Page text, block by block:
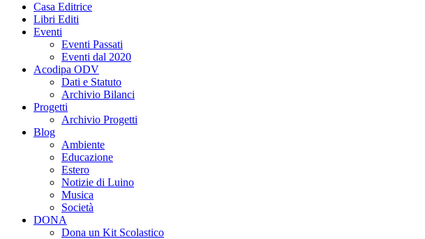
Casa Editrice
Libri Editi
Eventi
Eventi Passati
Eventi dal 2020
Acodipa ODV
Dati e Statuto
Archivio Bilanci
Progetti
Archivio Progetti
Blog
Ambiente
Educazione
Estero
Notizie di Luino
Musica
Società
DONA
Dona un Kit Scolastico